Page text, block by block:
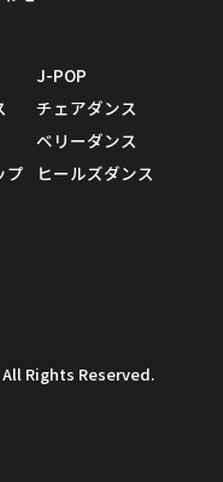
プ
J-POP
チェアダンス
ベリーダンス
ヒールズダンス
All Rights Reserved.